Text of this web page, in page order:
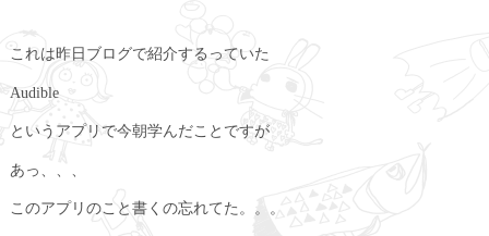
これは昨日ブログで紹介するっていた
Audible
というアプリで今朝学んだことですが
あっ、、、
このアプリのこと書くの忘れてた。。。